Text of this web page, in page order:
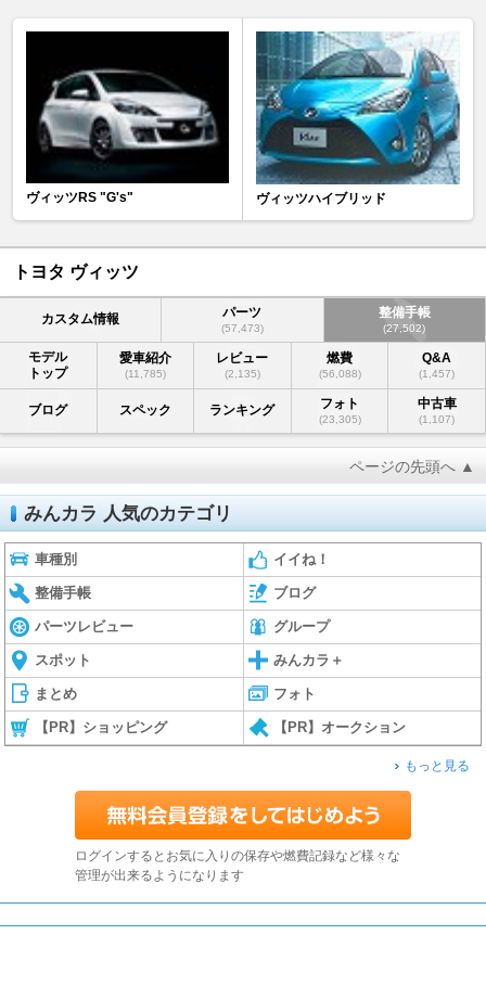
ヴィッツRS "G's" ヴィッツハイブリッド
トヨタ ヴィッツ
カスタム情報 パーツ
(57,473)
整備手帳
(27,502)
モデル
トップ
愛車紹介
(11,785)
レビュー
(2,135)
燃費
(56,088)
Q&A
(1,457)
ブログ スペック ランキング フォト
(23,305)
中古車
(1,107)
ページの先頭へ ▲
みんカラ 人気のカテゴリ
車種別 イイね！
整備手帳 ブログ
パーツレビュー グループ
スポット みんカラ＋
まとめ フォト
【PR】ショッピング 【PR】オークション
もっと見る
ログインするとお気に入りの保存や燃費記録など様々な
管理が出来るようになります